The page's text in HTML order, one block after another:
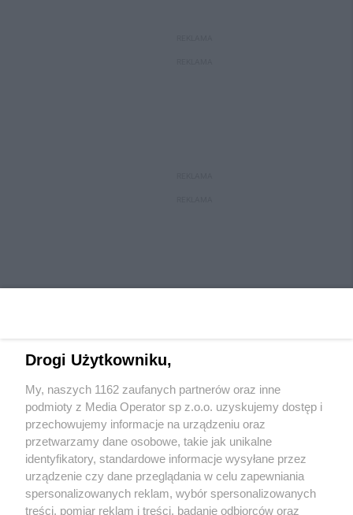
Wydawca mediówlokalnych
Nie zapomnij
Drogi Użytkowniku,
My, naszych 1162 zaufanych partnerów oraz inne
podmioty z Media Operator sp z.o.o. uzyskujemy dostęp i
przechowujemy informacje na urządzeniu oraz
przetwarzamy dane osobowe, takie jak unikalne
identyfikatory, standardowe informacje wysyłane przez
urządzenie czy dane przeglądania w celu zapewniania
spersonalizowanych reklam, wybór spersonalizowanych
treści, pomiar reklam i treści, badanie odbiorców oraz